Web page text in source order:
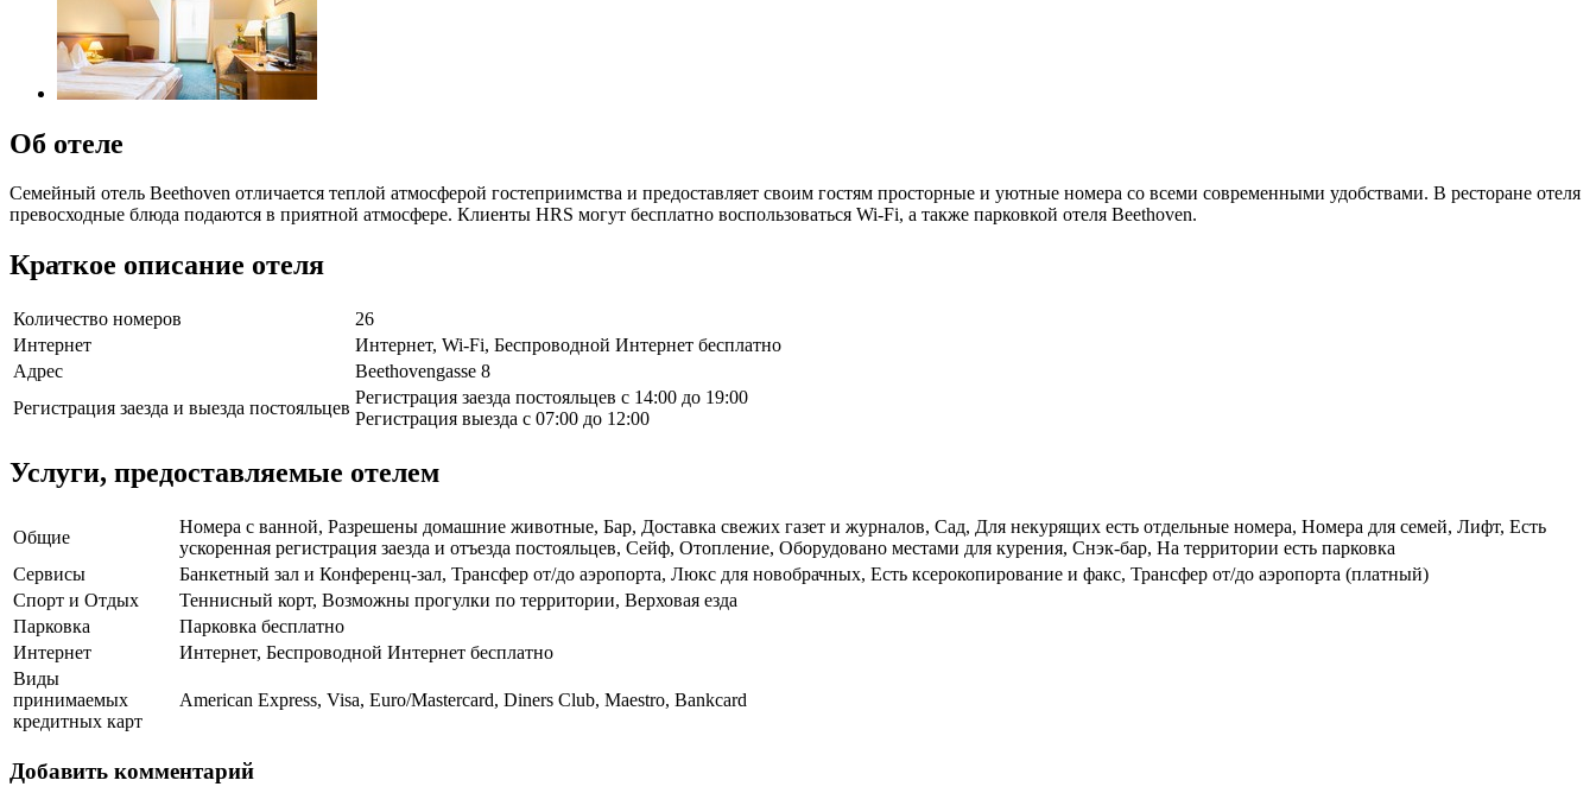
Об отеле
Семейный отель Beethoven отличается теплой атмосферой гостеприимства и предоставляет своим гостям просторные и уютные номера со всеми современными удобствами. В ресторане отеля
превосходные блюда подаются в приятной атмосфере. Клиенты HRS могут бесплатно воспользоваться Wi-Fi, а также парковкой отеля Beethoven.
Краткое описание отеля
Количество номеров
26
Интернет
Интернет, Wi-Fi, Беспроводной Интернет бесплатно
Адрес
Beethovengasse 8
Регистрация заезда и выезда постояльцев
Регистрация заезда постояльцев с 14:00 до 19:00
Регистрация выезда с 07:00 до 12:00
Услуги, предоставляемые отелем
Общие
Номера с ванной, Разрешены домашние животные, Бар, Доставка свежих газет и журналов, Сад, Для некурящих есть отдельные номера, Номера для семей, Лифт, Есть
ускоренная регистрация заезда и отъезда постояльцев, Сейф, Отопление, Оборудовано местами для курения, Снэк-бар, На территории есть парковка
Сервисы
Банкетный зал и Конференц-зал, Трансфер от/до аэропорта, Люкс для новобрачных, Есть ксерокопирование и факс, Трансфер от/до аэропорта (платный)
Спорт и Отдых
Теннисный корт, Возможны прогулки по территории, Верховая езда
Парковка
Парковка бесплатно
Интернет
Интернет, Беспроводной Интернет бесплатно
Виды
принимаемых
кредитных карт
American Express, Visa, Euro/Mastercard, Diners Club, Maestro, Bankcard
Добавить комментарий